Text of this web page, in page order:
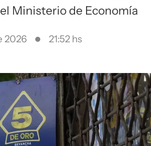
Ministerio de Economía
2026 21:52 hs